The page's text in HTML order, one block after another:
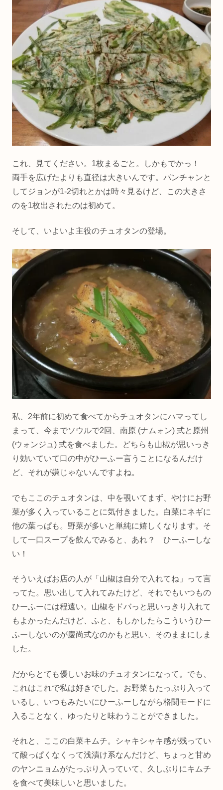
これ、見てください。1枚まるごと。しかもでかっ！
両手を広げたよりも直径は大きいんです。パンチャンと
してジョンが1-2切れとかは時々見るけど、この大きさ
のを1枚出されたのは初めて。
そして、いよいよ主役のチュオタンの登場。
私、2年前に初めて食べてからチュオタンにハマってし
まって、今までソウルで2回、南原 (ナムォン) 式と原州
(ウォンジュ) 式を食べました。どちらも山椒が思いっき
り効いていて口の中がひーふー言うことになるんだけ
ど、それが嫌じゃないんですよね。
でもここのチュオタンは、中を覗いてまず、やけにお野
菜が多く入っていることに気付きました。白菜にネギに
他の葉っぱも。野菜が多いと単純に嬉しくなります。そ
して一口スープを飲んでみると、あれ？ ひーふーしな
い！
そういえばお店の人が「山椒は自分で入れてね」って言
ってた。思い出して入れてみたけど、それでもいつもの
ひーふーには程遠い。山椒をドバっと思いっきり入れて
もよかったんだけど、ふと、もしかしたらこういうひー
ふーしないのが慶尚式なのかもと思い、そのままにしま
した。
だからとても優しいお味のチュオタンになって。でも、
これはこれで私は好きでした。お野菜もたっぷり入って
いるし、いつもみたいにひーふーしながら格闘モードに
入ることなく、ゆったりと味わうことができました。
それと、ここの白菜キムチ。シャキシャキ感が残ってい
て酸っぱくなくって浅漬け系なんだけど、ちょっと甘め
のヤンニョムがたっぷり入っていて、久しぶりにキムチ
を食べて美味しいと思いました。